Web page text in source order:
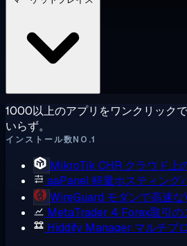
1000以上のアプリをワンクリック
いらず。
インストール数NO.1
MikroTik CHR クラウド上
aaPanel軽量ホスティング
WireGuard モダンで高速
MetaTrader 4 Forex取引の
Hiddify Manager マルチプ